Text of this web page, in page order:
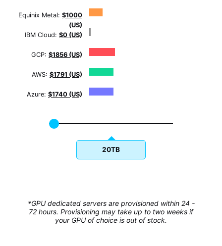
Equinix Metal: $1000
(US)
IBM Cloud: $0 (US)
GCP: $1856 (US)
AWS: $1791 (US)
Azure: $1740 (US)
20TB
*GPU dedicated servers are provisioned within 24 -
72 hours. Provisioning may take up to two weeks if
your GPU of choice is out of stock.